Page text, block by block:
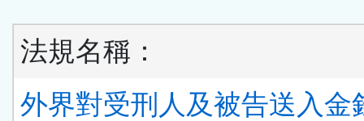
法規名稱：
外界對受刑人及被告送入金